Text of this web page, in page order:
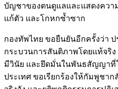
บัญชาของตนดูแลและแสดงควา
แก้ตัว และโกหกซ้ำซาก
กองทัพไทย ขอยืนยันอีกครั้งว่า ป
กระบวนการสันติภาพโดยแท้จริง
มีวินัย และยึดมั่นในพันธสัญญาที่
ประเทศ ขอเรียกร้องให้กัมพูชา